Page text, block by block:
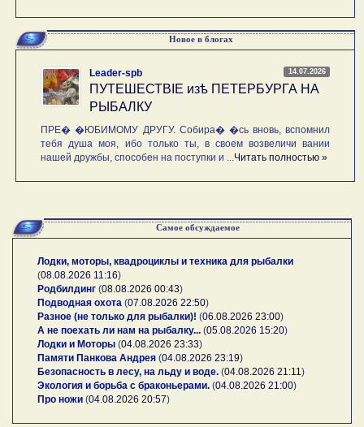
Новое в блогах
14.07.2026
Leader-spb
ПУТЕШЕСТВIE изѣ ПЕТЕРБУРГА НА
РЫБАЛКУ
ПРЕ� �ЮБИМОМУ ДРУГУ. Собира� �сь вновь, вспомнил
тебя душа моя, ибо только ты, в своем возвеличи вании
нашей дружбы, способен на поступки и ... Читать полностью »
Самое обсуждаемое
Лодки, моторы, квадроциклы и техника для рыбалки
(08.08.2026 11:16)
Родбилдинг (08.08.2026 00:43)
Подводная охота (07.08.2026 22:50)
Разное (не только для рыбалки)! (06.08.2026 23:00)
А не поехать ли нам на рыбалку... (05.08.2026 15:20)
Лодки и Моторы (04.08.2026 23:33)
Памяти Панкова Андрея (04.08.2026 23:19)
Безопасность в лесу, на льду и воде. (04.08.2026 21:11 )
Экология и борьба с браконьерами. (04.08.2026 21:00)
Про ножи (04.08.2026 20:57)